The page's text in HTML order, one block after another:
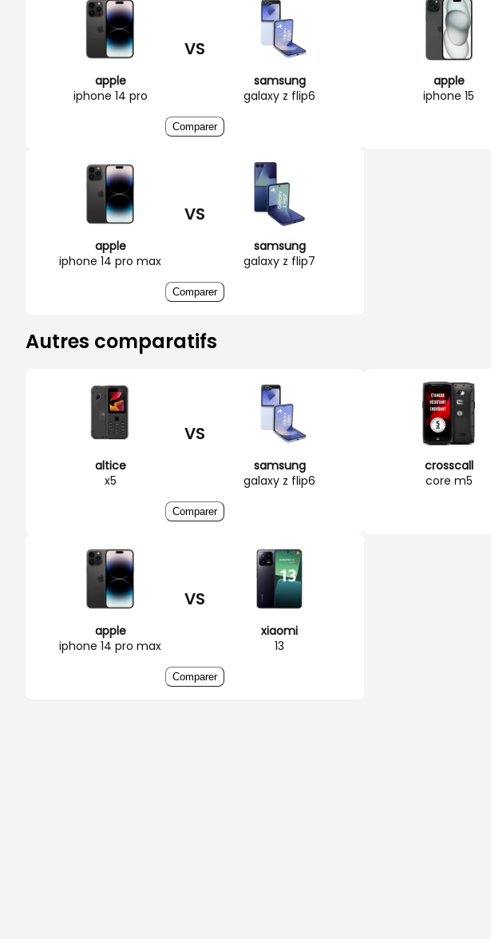
apple
iphone 14 pro
VS
samsung
galaxy z flip6
Comparer
apple
iphone 15
apple
iphone 14 pro max
VS
samsung
galaxy z flip7
Comparer
Autres comparatifs
altice
x5
VS
samsung
galaxy z flip6
Comparer
crosscall
core m5
apple
iphone 14 pro max
VS
xiaomi
13
Comparer